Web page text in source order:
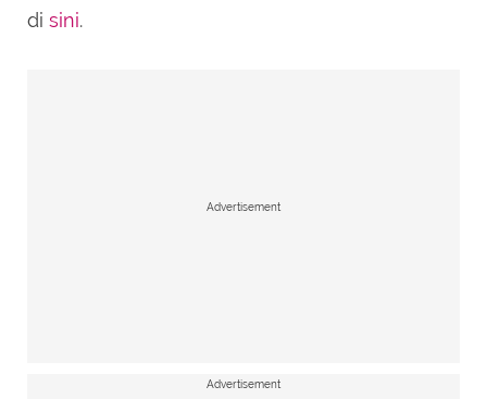
di sini.
Advertisement
Advertisement